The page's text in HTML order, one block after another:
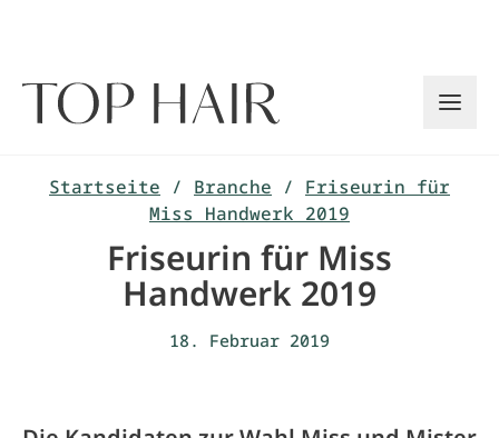
Startseite / Branche / Friseurin für
Miss Handwerk 2019
Friseurin für Miss
Handwerk 2019
18. Februar 2019